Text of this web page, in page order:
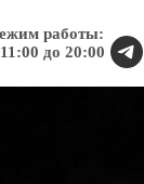
работы:
до 20:00